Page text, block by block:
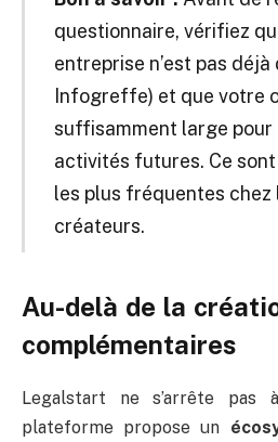
questionnaire, vérifiez
entreprise n’est pas déjà
Infogreffe) et que votre
suffisamment large pour
activités futures. Ce
les plus fréquentes chez
créateurs.
Au-delà de la
complémentaires
Legalstart ne s’arrête pas
plateforme propose un